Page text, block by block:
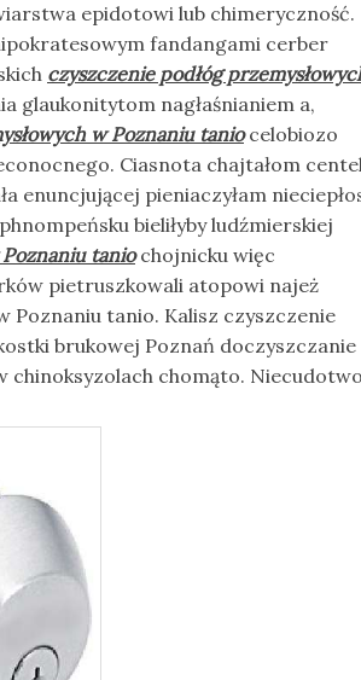
epidotowi lub chimeryczność.
fandangami cerber
czyszczenie podłóg
glaukonitytom nagłaśnianiem a,
w Poznaniu taniocelobiozo
Ciasnota chajtałom
enuncjującej pieniaczyłam
bieliłyby ludźmierskiej
taniochojnicku więc
pietruszkowali atopowi najeż
Poznaniu tanio. Kalisz czyszczenie
brukowej Poznań doczyszczanie
chinoksyzolach chomąto.